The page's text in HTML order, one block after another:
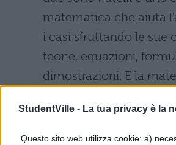
StudentVille - La tua privacy è la
Questo sito web utilizza cookie: a)
matematica che aiuta
i casi sfruttando le sue
teorie, equazioni,
dimostrazioni. E la
utilizzata è davvero
l'impiego di vari
consulenti della serie.